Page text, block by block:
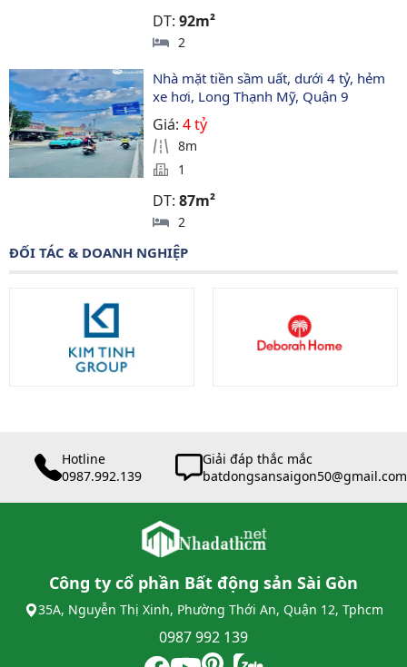
DT:92m²
2
Nhà mặt tiền sầm uất, dưới 4 tỷ, hẻm
xe hơi, Long Thạnh Mỹ, Quận 9
Giá:4 tỷ
8m
1
DT:87m²
2
ĐỐI TÁC & DOANH NGHIỆP
Hotline
0987.992.139
Giải đáp thắc mắc
batdongsansaigon50@gmail.com
Công ty cổ phần Bất động sản Sài Gòn
35A, Nguyễn Thị Xinh, Phường Thới An, Quận 12, Tphcm
0987 992 139